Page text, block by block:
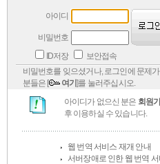
아이디
비밀번호
ID저장
보안접속
비밀번호를 잊으셨거나, 로그인에 문제
분들은 [
여기]를 눌러주십시오.
아이디가 없으신 분은 회원
후 이용하실 수 있습니다.
웹 번역 서비스 재개 안내
서버장애로 인한 웹 번역